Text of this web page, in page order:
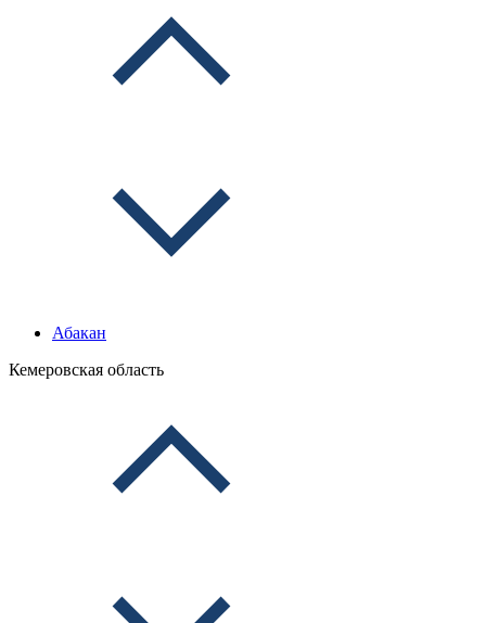
Абакан
Кемеровская область